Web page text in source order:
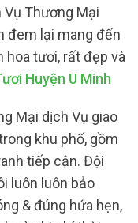
Thương Mại
đem lại mang đến
hoa tươi, rất đẹp và
Huyện U Minh
Mại dịch Vụ giao
khu phố, gồm
tiếp cận. Đội
luôn luôn bảo
& đúng hứa hẹn,